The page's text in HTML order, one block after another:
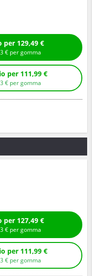
Compra con montaggio per 129,49 €
€ per gomma
Compra senza montaggio per 111,99 €
€ per gomma
Compra con montaggio per 127,49 €
€ per gomma
Compra senza montaggio per 111,99 €
€ per gomma